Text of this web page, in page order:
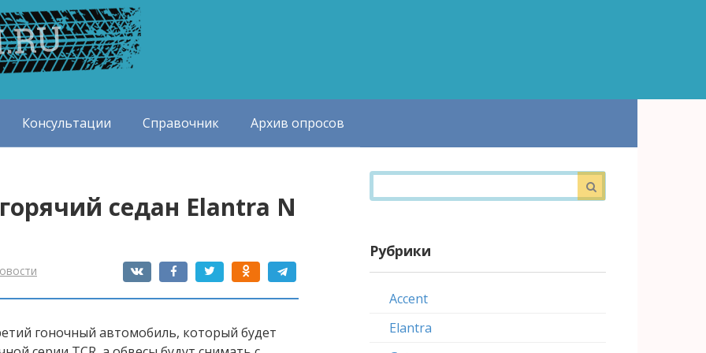
Консультации Справочник Архив опросов
седан Elantra N
гоночный автомобиль, который будет
Поиск:
Рубрики
Accent
Elantra